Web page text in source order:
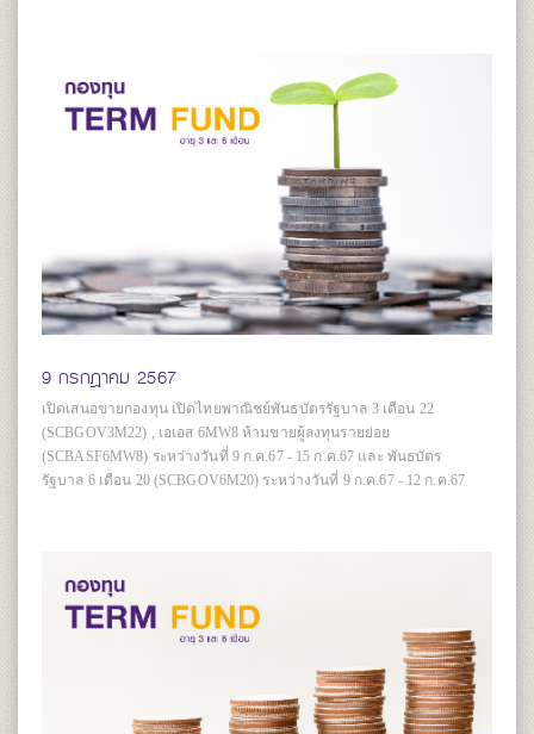
9 กรกฎาคม 2567
เปิดเสนอขายกองทุน เปิดไทยพาณิชย์พันธบัตรรัฐบาล 3 เดือน 22
(SCBGOV3M22) , เอเอส 6MW8 ห้ามขายผู้ลงทุนรายย่อย
(SCBASF6MW8) ระหว่างวันที่ 9 ก.ค.67 - 15 ก.ค.67 และ พันธบัตร
รัฐบาล 6 เดือน 20 (SCBGOV6M20) ระหว่างวันที่ 9 ก.ค.67 - 12 ก.ค.67